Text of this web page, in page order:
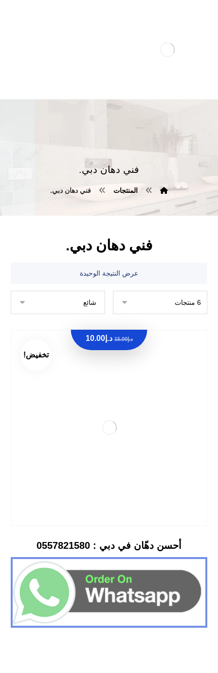
فني دهان دبي.
المنتجات فني دهان دبي.
فني دهان دبي.
عرض النتيجة الوحيدة
تخفيض!
أحسن دهّان في دبي : 0557821580
د.إ15.00 د.إ10.00